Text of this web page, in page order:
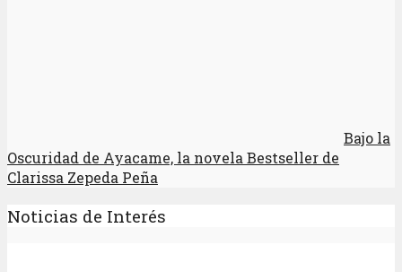
Bajo la
Oscuridad de Ayacame, la novela Bestseller de
Clarissa Zepeda Peña
Noticias de Interés